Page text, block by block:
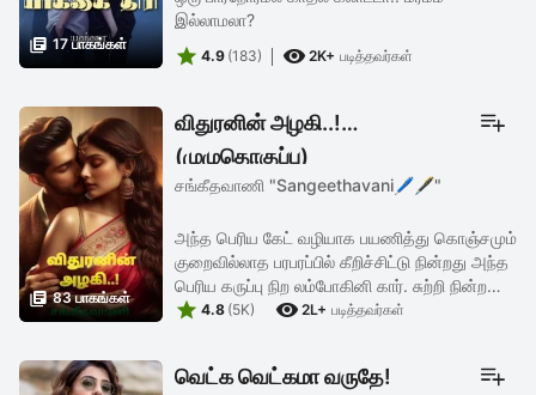
 17 பாகங்கள்
இல்லாமலா?
 4.9 (183)  2K+ படித்தவர்கள்
 83 பாகங்கள்
விதுரனின் அழகி..!
(முழுதொகுப்பு)
சங்கீதவாணி "Sangeethavani🖊🖋️"
அந்த பெரிய கேட் வழியாக பயணித்து கொஞ்சமும்
குறைவில்லாத பரபரப்பில் கீறிச்சிட்டு நின்றது அந்த
பெரிய கருப்பு நிற லம்போகினி கார். சுற்றி நின்ற
காரிலிருந்து இறங்கியவர்களின் விழிகள்
 4.8 (5K)  2L+ படித்தவர்கள்
வெட்க வெட்கமா வருதே!